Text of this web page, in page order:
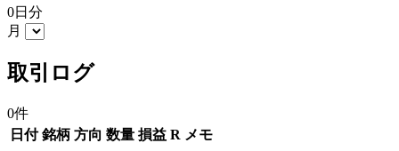
0日分
月
取引ログ
0件
日付 銘柄 方向 数量 損益 R メモ